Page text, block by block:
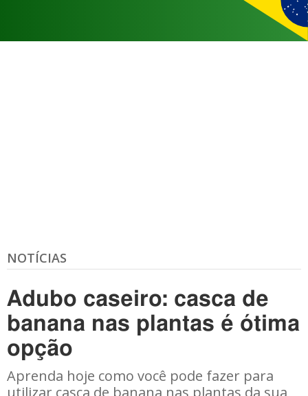
NOTÍCIAS
Adubo caseiro: casca de
banana nas plantas é ótima
opção
Aprenda hoje como você pode fazer para
utilizar casca de banana nas plantas da sua